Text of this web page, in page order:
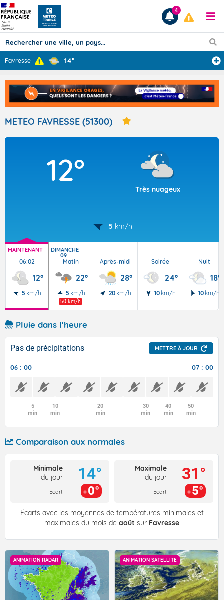
Prévisions
TOUS LES RÉSULTATS
Articles
4
Favresse 14°
METEO FAVRESSE (51300)
12°
Très nuageux
5 km/h
MAINTENANT
06:02
12°
5 km/h
DIMANCHE
09
Matin
22°
5 km/h
50 km/h
Après-midi
28°
20 km/h
Soirée
24°
10 km/h
Nuit
18°
10 km/h
Pluie dans l'heure
Pas de précipitations METTRE À JOUR
06 : 00 07 : 00
5
min
10
min
20
min
30
min
40
min
50
min
Comparaison aux normales
Minimale
du jour
Ecart
14°
0°
Maximale
du jour
Ecart
31°
5°
Écarts avec les moyennes de températures minimales et
maximales du mois de août sur Favresse
ANIMATION RADAR ANIMATION SATELLITE